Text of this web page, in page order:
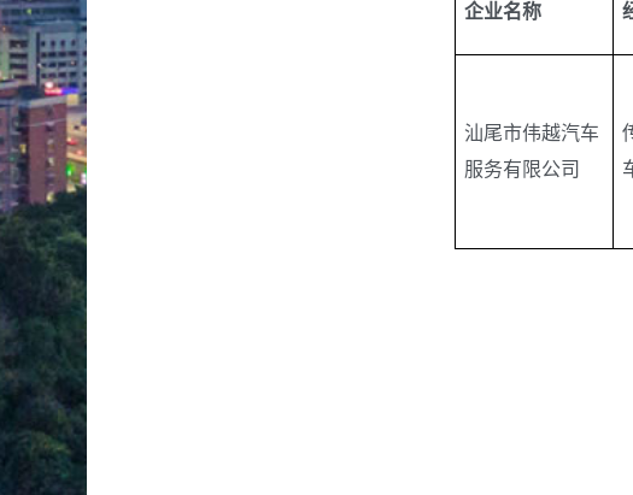
企业名称
汕尾市伟越汽车
服务有限公司